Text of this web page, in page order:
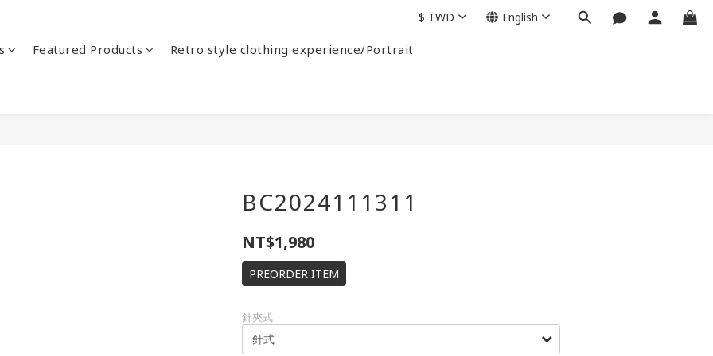
Featured Products Retro style clothing experience/Portrait
$ TWD English
BC2024111311
NT$1,980
PREORDER ITEM
針夾式